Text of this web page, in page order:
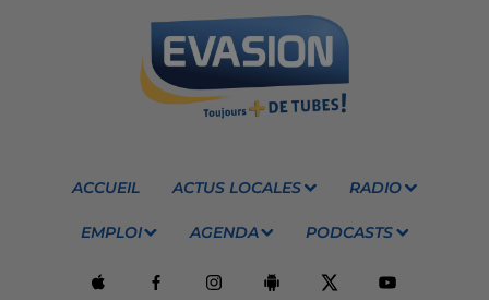
ACCUEIL ACTUS LOCALES RADIO
EMPLOI AGENDA PODCASTS